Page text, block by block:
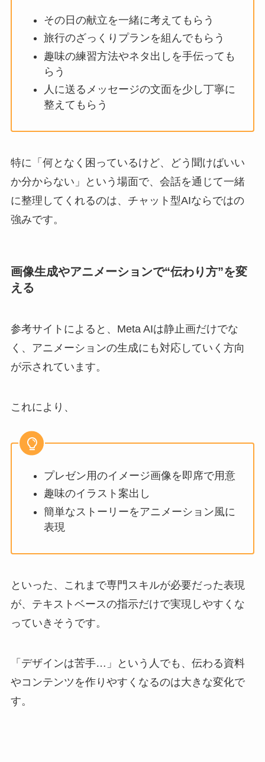
その日の献立を一緒に考えてもらう
旅行のざっくりプランを組んでもらう
趣味の練習方法やネタ出しを手伝っても
らう
人に送るメッセージの文面を少し丁寧に
整えてもらう
特に「何となく困っているけど、どう聞けばいい
か分からない」という場面で、会話を通じて一緒
に整理してくれるのは、チャット型AIならではの
強みです。
画像生成やアニメーションで“伝わり方”を変
える
参考サイトによると、Meta AIは静止画だけでな
く、アニメーションの生成にも対応していく方向
が示されています。
これにより、
プレゼン用のイメージ画像を即席で用意
趣味のイラスト案出し
簡単なストーリーをアニメーション風に
表現
といった、これまで専門スキルが必要だった表現
が、テキストベースの指示だけで実現しやすくな
っていきそうです。
「デザインは苦手…」という人でも、伝わる資料
やコンテンツを作りやすくなるのは大きな変化で
す。